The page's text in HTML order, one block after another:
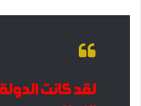
لقد كانت